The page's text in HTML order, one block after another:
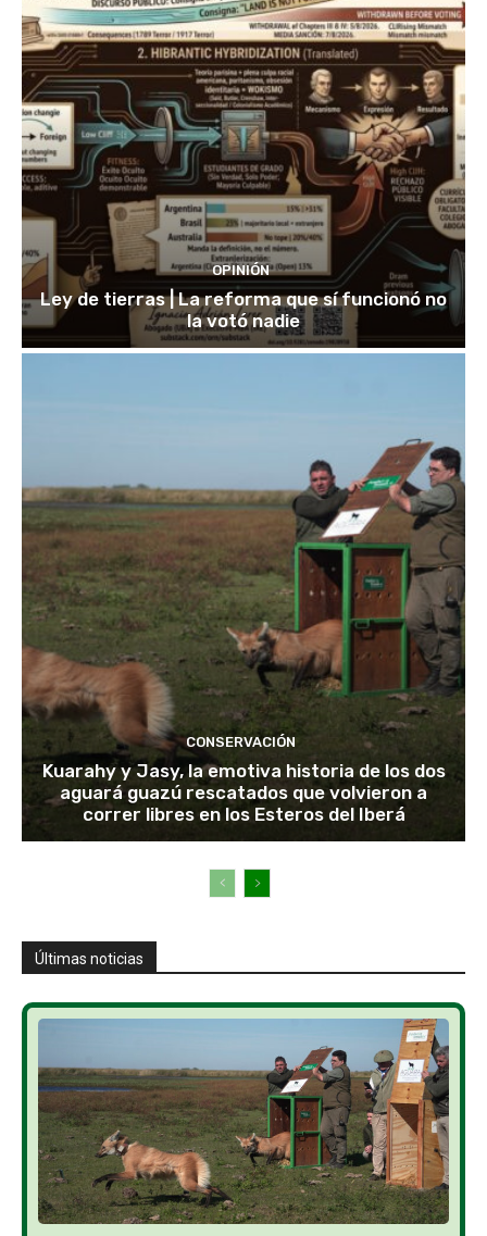
OPINIÓN
Ley de tierras | La reforma que sí funcionó no
la votó nadie
CONSERVACIÓN
Kuarahy y Jasy, la emotiva historia de los dos
aguará guazú rescatados que volvieron a
correr libres en los Esteros del Iberá
Últimas noticias